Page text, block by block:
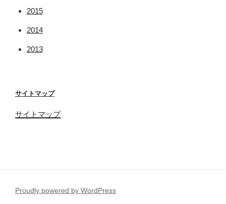
2015
2014
2013
サイトマップ
サイトマップ
Proudly powered by WordPress